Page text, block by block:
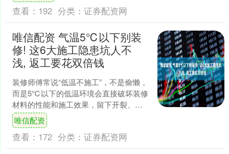
查看： 192 分类： 证券配资网
唯信配资 气温5℃以下别装
修! 这6大施工隐患坑人不
浅, 返工要花双倍钱
装修师傅常说“低温不施工”，不是偷懒，
而是5℃以下的低温环境会直接破坏装修
材料的性能和施工效果，留下开裂、脱
落、空鼓等后遗症，后期返工不仅费
钱，还可能影响居住安....
唯信配资
查看： 172 分类： 证券配资网